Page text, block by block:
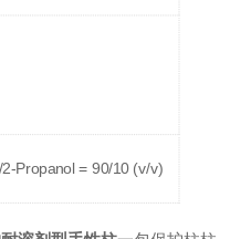
Propanol = 90/10 (v/v)